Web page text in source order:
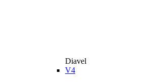
Diavel
V4